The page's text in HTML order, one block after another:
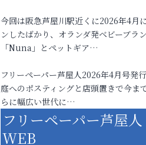
今回は阪急芦屋川駅近くに2026年4月
ンしたばかり、オランダ発ベビーブラ
「Nuna」とペットギア…
フリーペーパー芦屋人2026年4月号発
庭へのポスティングと店頭置きで今ま
らに幅広い世代に…
フリーペーパー芦屋人
WEB